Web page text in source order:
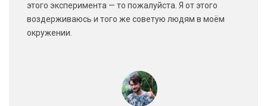
этого эксперимента — то пожалуйста. Я от этого
воздерживаюсь и того же советую людям в моём
окружении.